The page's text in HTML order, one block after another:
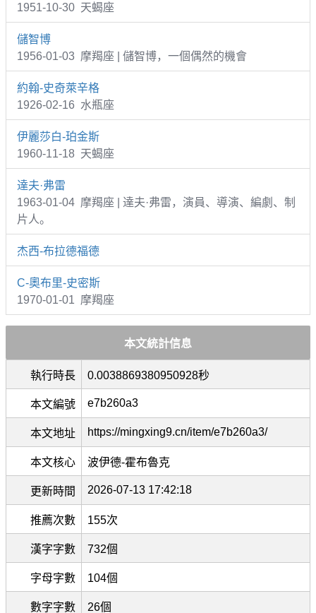
1951-10-30 天蝎座
儲智博
1956-01-03 摩羯座 | 儲智博，一個偶然的機會
約翰-史奇萊辛格
1926-02-16 水瓶座
伊麗莎白-珀金斯
1960-11-18 天蝎座
達夫·弗雷
1963-01-04 摩羯座 | 達夫·弗雷，演員、導演、編劇、制
片人。
杰西-布拉德福德
C-奧布里-史密斯
1970-01-01 摩羯座
本文統計信息
執行時長 0.0038869380950928秒
本文編號 e7b260a3
本文地址 https://mingxing9.cn/item/e7b260a3/
本文核心 波伊德-霍布魯克
更新時間 2026-07-13 17:42:18
推薦次數 155次
漢字字數 732個
字母字數 104個
數字字數 26個